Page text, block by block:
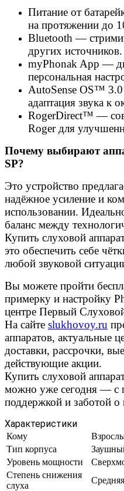
Питание от
на протяжении до
Bluetooth —
других источников.
myPhonak App —
персональная
AutoSense OS™ 3.0
адаптация звука к
RogerDirect™ —
Roger для
Почему выбирают
SP?
Это устройство
надёжное усиление и
использовании.
баланс между
Купить слуховой
это обеспечить себе
любой звуковой
Вы можете пройти
примерку и настройку
центре Первый
На сайте slukhovoy.ru
аппаратов, актуальные
доставки, рассрочки,
действующие акции.
Купить слуховой
можно уже сегодня — с
поддержкой и заботой о
Характеристики
Кому
Тип корпуса
Уровень мощности
Степень снижения
слуха